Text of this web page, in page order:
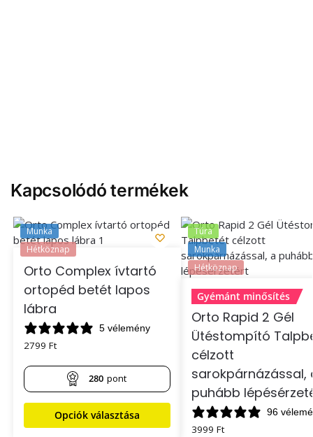
Kapcsolódó termékek
Munka
Hétköznap
Orto Complex ívtartó
ortopéd betét lapos
lábra
5 vélemény
2799 Ft
280 pont
Opciók választása
Túra
Munka
Hétköznap
Gyémánt minősítés
Orto Rapid 2 Gél
Ütéstompító
célzott
sarokpárnázással,
puhább
96
3999 Ft